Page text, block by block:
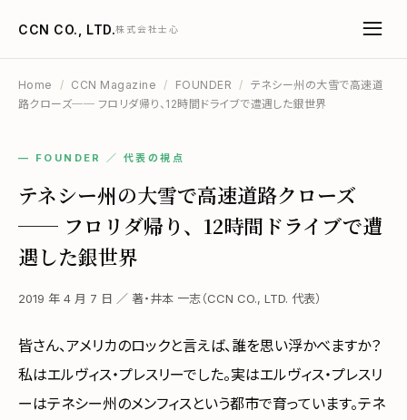
CCN CO., LTD.株式会社士心
Home / CCN Magazine / FOUNDER / テネシー州の大雪で高速道
路クローズ── フロリダ帰り、12時間ドライブで遭遇した銀世界
— FOUNDER ／ 代表の視点
テネシー州の大雪で高速道路クローズ
── フロリダ帰り、12時間ドライブで遭
遇した銀世界
2019 年 4 月 7 日 ／ 著・井本 一志（CCN CO., LTD. 代表）
皆さん、アメリカのロックと言えば、誰を思い浮かべますか？
私はエルヴィス・プレスリーでした。実はエルヴィス・プレスリ
ーはテネシー州のメンフィスという都市で育っています。テネ